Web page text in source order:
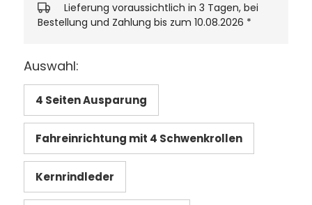
Lieferung voraussichtlich in 3 Tagen, bei
Bestellung und Zahlung bis zum 10.08.2026 *
Auswahl:
4 Seiten Ausparung
Fahreinrichtung mit 4 Schwenkrollen
Kernrindleder